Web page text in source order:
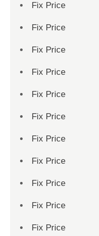
Fix Price
Fix Price
Fix Price
Fix Price
Fix Price
Fix Price
Fix Price
Fix Price
Fix Price
Fix Price
Fix Price